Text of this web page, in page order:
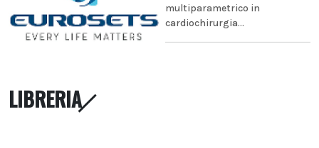
multiparametrico in
cardiochirurgia...
LIBRERIA